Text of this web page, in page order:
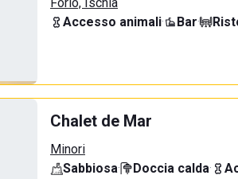
Accesso animali· Bar·
Chalet de Mar
Minori
Sabbiosa· Doccia calda·